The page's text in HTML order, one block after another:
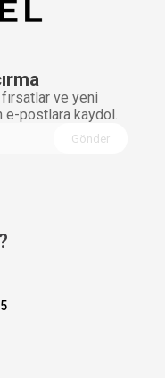
ve yeni
e-postlara kaydol.
Gönder